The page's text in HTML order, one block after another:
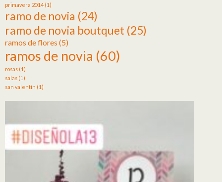
primavera 2014(1)
ramo de novia (24)
ramo de novia boutquet (25)
ramos de flores (5)
ramos de novia (60)
rosas (1)
salas (1)
san valentín (1)